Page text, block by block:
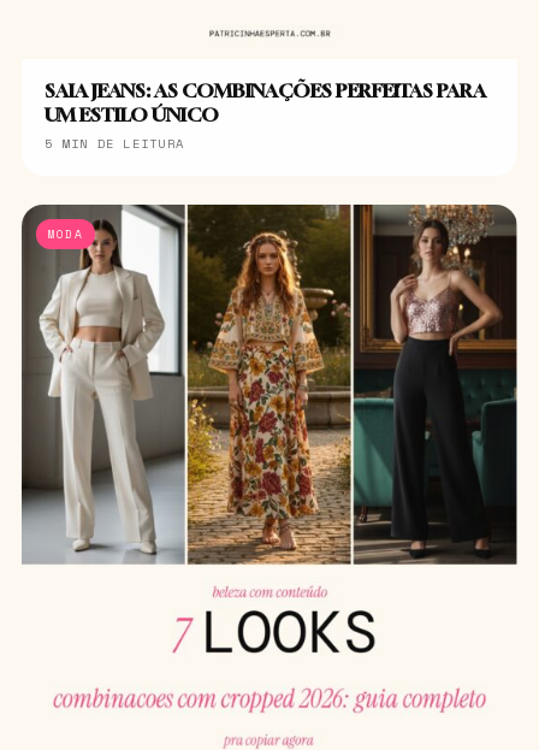
SAIA JEANS: AS COMBINAÇÕES PERFEITAS PARA
UM ESTILO ÚNICO
5 MIN DE LEITURA
MODA